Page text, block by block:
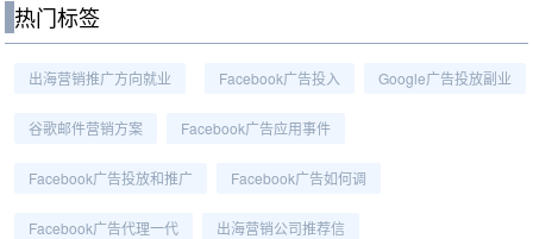
热门标签
出海营销推广方向就业 Facebook广告投入 Google广告投放副业
谷歌邮件营销方案 Facebook广告应用事件
Facebook广告投放和推广 Facebook广告如何调
Facebook广告代理一代 出海营销公司推荐信